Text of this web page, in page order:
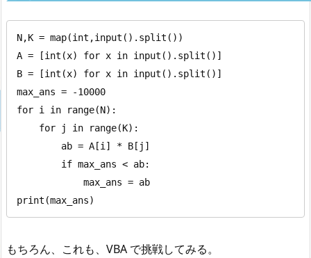
N,K = map(int,input().split())
A = [int(x) for x in input().split()]
B = [int(x) for x in input().split()]
max_ans = -10000
for i in range(N):
print(max_ans)
もちろん、これも、VBA で挑戦してみる。